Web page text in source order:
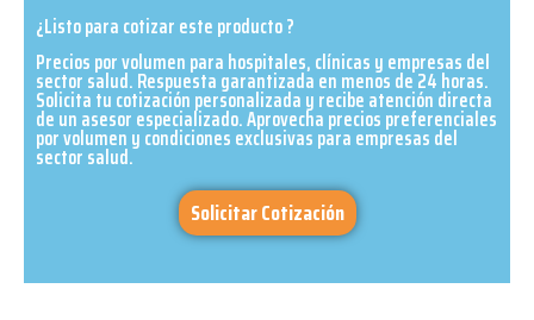
¿Listo para cotizar este producto ?
Precios por volumen para hospitales, clínicas y empresas del
sector salud. Respuesta garantizada en menos de 24 horas.
Solicita tu cotización personalizada y recibe atención directa
de un asesor especializado. Aprovecha precios preferenciales
por volumen y condiciones exclusivas para empresas del
sector salud.​
Solicitar Cotización